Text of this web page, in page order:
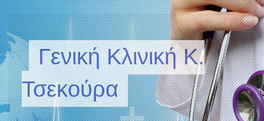
Γενική Κλινική Κ.
Τσεκούρα